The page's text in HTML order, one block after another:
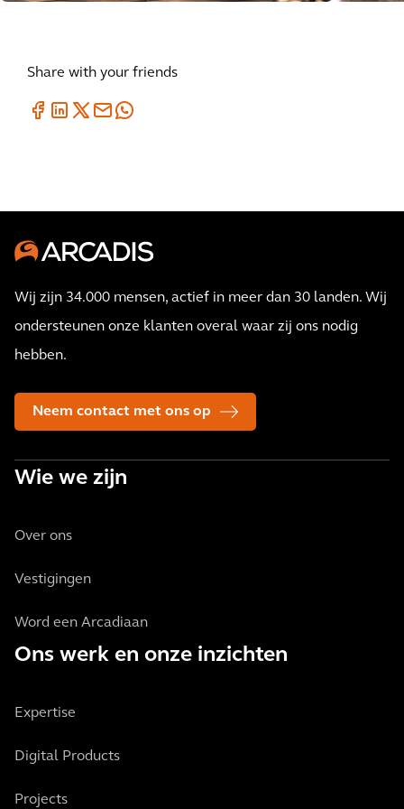
Share with your friends
Wij zijn 34.000 mensen, actief in meer dan 30 landen. Wij
ondersteunen onze klanten overal waar zij ons nodig
hebben.
Neem contact met ons op
Wie we zijn
Over ons
Vestigingen
Word een Arcadiaan
Ons werk en onze inzichten
Expertise
Digital Products
Projects